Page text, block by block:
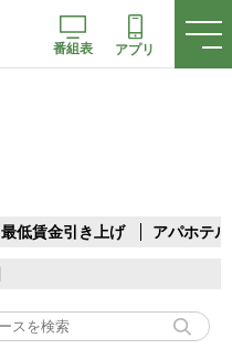
番組表 アプリ
最低賃金引き上げ アパホテル